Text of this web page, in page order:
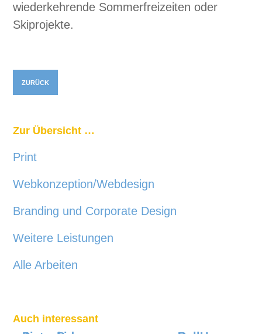
wiederkehrende Sommerfreizeiten oder
Skiprojekte.
ZURÜCK
Zur Übersicht …
Print
Webkonzeption/Webdesign
Branding und Corporate Design
Weitere Leistungen
Alle Arbeiten
Auch interessant